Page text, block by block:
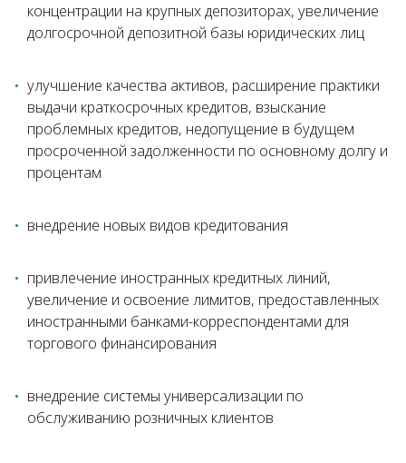
концентрации на крупных депозиторах, увеличение
долгосрочной депозитной базы юридических лиц
улучшение качества активов, расширение практики
выдачи краткосрочных кредитов, взыскание
проблемных кредитов, недопущение в будущем
просроченной задолженности по основному долгу и
процентам
внедрение новых видов кредитования
привлечение иностранных кредитных линий,
увеличение и освоение лимитов, предоставленных
иностранными банками-корреспондентами для
торгового финансирования
внедрение системы универсализации по
обслуживанию розничных клиентов